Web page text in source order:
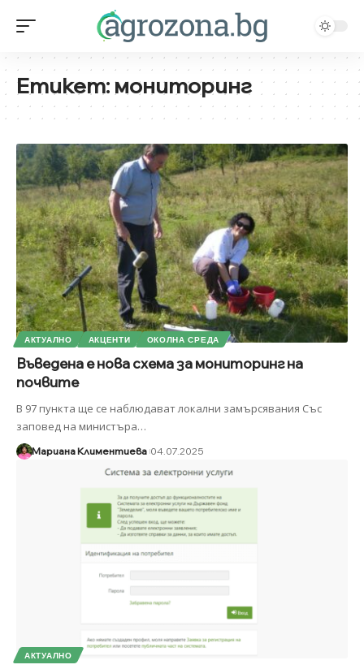
Етикет:мониторинг
АКТУАЛНО АКЦЕНТИ ОКОЛНА СРЕДА
Въведена е нова схема за мониторинг на
почвите
В 97 пункта ще се наблюдават локални замърсявания Със
заповед на министъра…
Мариана Климентиева 04.07.2025
АКТУАЛНО